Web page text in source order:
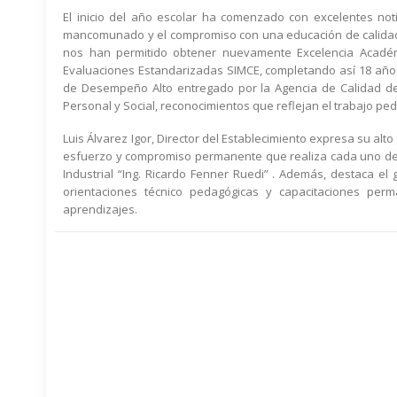
El inicio del año escolar ha comenzado con excelentes
mancomunado y el compromiso con una educación de
nos han permitido obtener nuevamente Excelencia
Evaluaciones Estandarizadas SIMCE, completando así 18
de Desempeño Alto entregado por la Agencia de Calidad
Personal y Social, reconocimientos que reflejan el trabajo
Luis Álvarez Igor, Director del Establecimiento expresa su
esfuerzo y compromiso permanente que realiza cada uno
Industrial “Ing. Ricardo Fenner Ruedi” . Además, destaca
orientaciones técnico pedagógicas y capacitaciones
aprendizajes.